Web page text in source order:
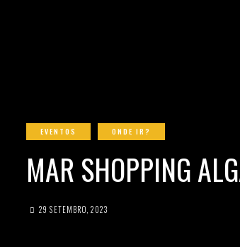
EVENTOS ONDE IR?
MAR SHOPPING
29 SETEMBRO, 2023